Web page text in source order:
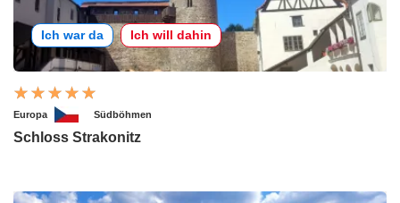
Ich war da Ich will dahin
Europa Südböhmen
Schloss Strakonitz